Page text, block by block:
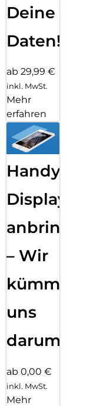
Deine
Daten!
ab 29,99 €
inkl. MwSt.
Mehr
erfahren
Handy
Displayfolie
anbringen
– Wir
kümmern
uns
darum!
ab 0,00 €
inkl. MwSt.
Mehr